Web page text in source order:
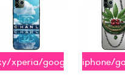
xperia/google/aquos
iphone/